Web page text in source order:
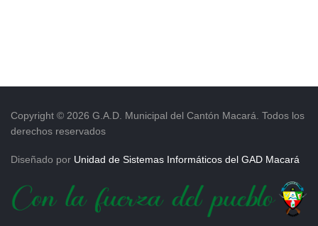
Copyright © 2026 G.A.D. Municipal del Cantón Macará. Todos los
derechos reservados
Diseñado por Unidad de Sistemas Informáticos del GAD Macará